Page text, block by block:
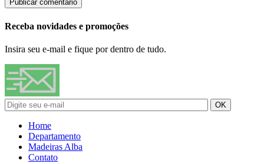
Receba novidades e promoções
Insira seu e-mail e fique por dentro de tudo.
Home
Departamento
Madeiras Alba
Contato